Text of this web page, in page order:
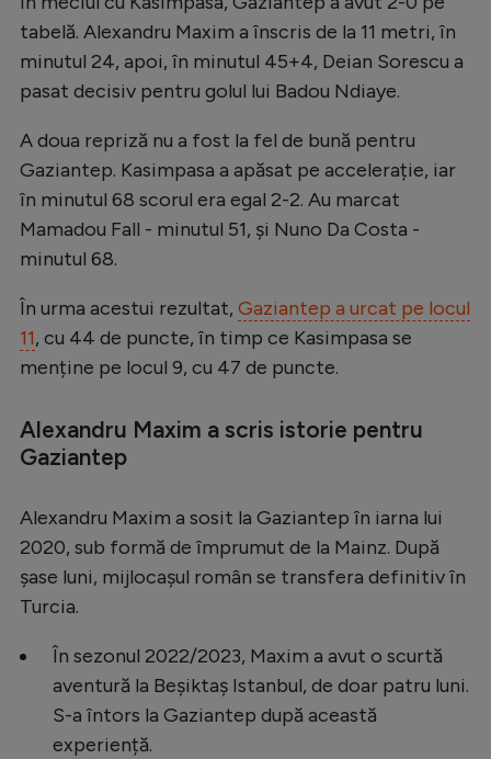
Ciclism
Alte sporturi
JO 2026
Intră în cont
Creează cont
tabelă. Alexandru Maxim a înscris de la 11 metri, în
minutul 24, apoi, în minutul 45+4, Deian Sorescu a
pasat decisiv pentru golul lui Badou Ndiaye.
A doua repriză nu a fost la fel de bună pentru
Gaziantep. Kasimpasa a apăsat pe accelerație, iar
în minutul 68 scorul era egal 2-2. Au marcat
Mamadou Fall - minutul 51, și Nuno Da Costa -
minutul 68.
În urma acestui rezultat, Gaziantep a urcat pe locul
11, cu 44 de puncte, în timp ce Kasimpasa se
menține pe locul 9, cu 47 de puncte.
Alexandru Maxim a scris istorie pentru
Gaziantep
Alexandru Maxim a sosit la Gaziantep în iarna lui
2020, sub formă de împrumut de la Mainz. După
șase luni, mijlocașul român se transfera definitiv în
Turcia.
În sezonul 2022/2023, Maxim a avut o scurtă
aventură la Beșiktaș Istanbul, de doar patru luni.
S-a întors la Gaziantep după această
experiență.